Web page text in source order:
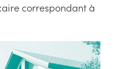
correspondant à